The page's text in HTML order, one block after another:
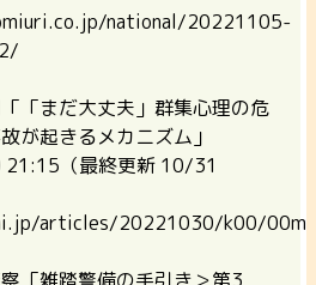
national/20221105-
「まだ大丈夫」群集心理の危
が起きるメカニズム」
（最終更新 10/31
articles/20221030/k00/